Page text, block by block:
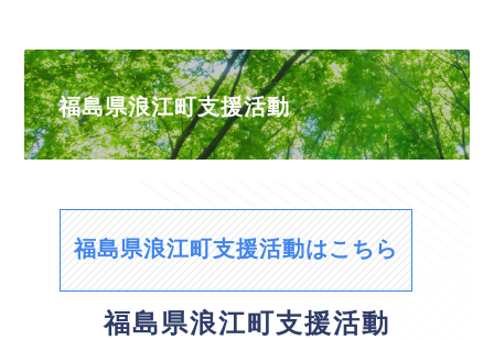
福島県浪江町支援活動
福島県浪江町支援活動はこちら
福島県浪江町支援活動